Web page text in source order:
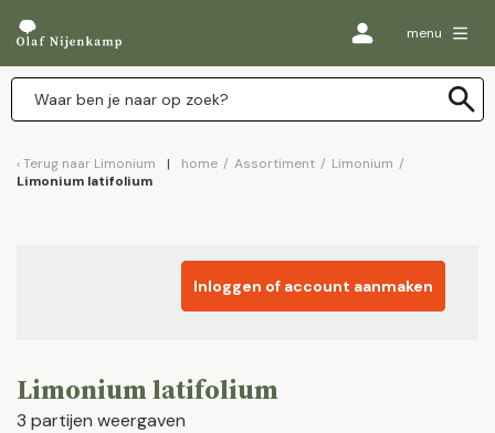
menu
Terug naar Limonium home / Assortiment / Limonium /
Limonium latifolium
Inloggen of account aanmaken
Limonium latifolium
3 partijen weergaven